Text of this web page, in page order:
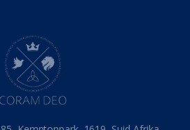
(31)
(14)
(1)
(19)
liggaam